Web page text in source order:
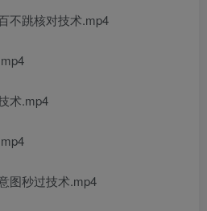
不跳核对技术.mp4
术.mp4
图秒过技术.mp4